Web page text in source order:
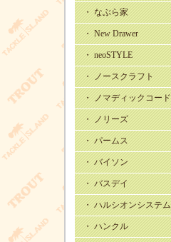
・ なぶら家
・ New Drawer
・ neoSTYLE
・ ノースクラフト
・ ノマディックコード
・ ノリーズ
・ パームス
・ バイソン
・ バスデイ
・ ハルシオンシステム
・ ハンクル